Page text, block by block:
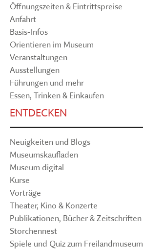
Öffnungszeiten & Eintrittspreise
Anfahrt
Basis-Infos
Orientieren im Museum
Veranstaltungen
Ausstellungen
Führungen und mehr
Essen, Trinken & Einkaufen
ENTDECKEN
Neuigkeiten und Blogs
Museumskaufladen
Museum digital
Kurse
Vorträge
Theater, Kino & Konzerte
Publikationen, Bücher & Zeitschriften
Storchennest
Spiele und Quiz zum Freilandmuseum